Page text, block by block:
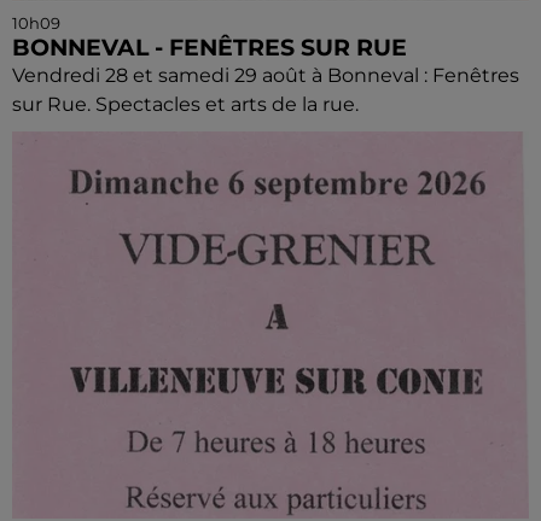
10h09
BONNEVAL - FENÊTRES SUR RUE
Vendredi 28 et samedi 29 août à Bonneval : Fenêtres
sur Rue. Spectacles et arts de la rue.